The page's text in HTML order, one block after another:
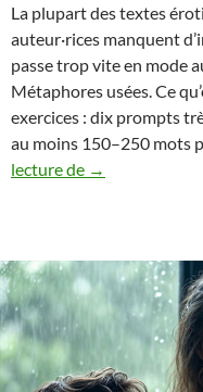
La plupart des textes
auteur·rices manquent
passe trop vite en mode
Métaphores usées. Ce
exercices : dix prompts
au moins 150–250 mots
lecture de 10
passent
sous
peau
→